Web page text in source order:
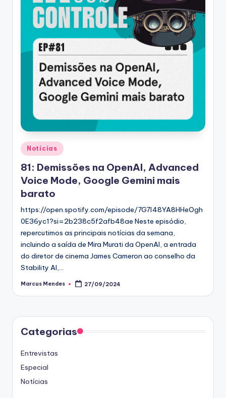
Posted
in
Notícias
81: Demissões na OpenAI, Advanced
Voice Mode, Google Gemini mais
barato
https://open.spotify.com/episode/7G7l48YA8HHeOgh
0E36yc1?si=2b238c5f2afb48ae Neste episódio,
repercutimos as principais notícias da semana,
incluindo a saída de Mira Murati da OpenAI, a entrada
do diretor de cinema James Cameron ao conselho da
Stability AI,…
Posted
Marcus Mendes 27/09/2024
Categorias
Entrevistas
Especial
Notícias